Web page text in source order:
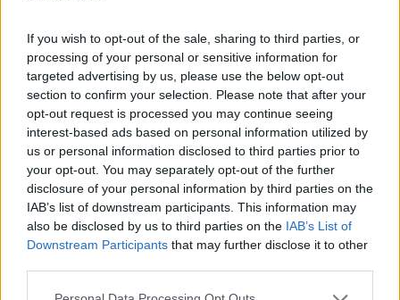
If you wish to opt-out of the sale, sharing to third parties, or
processing of your personal or sensitive information for
targeted advertising by us, please use the below opt-out
section to confirm your selection. Please note that after your
opt-out request is processed you may continue seeing
interest-based ads based on personal information utilized by
us or personal information disclosed to third parties prior to
your opt-out. You may separately opt-out of the further
disclosure of your personal information by third parties on the
IAB’s list of downstream participants. This information may
also be disclosed by us to third parties on the IAB’s List of
Downstream Participants that may further disclose it to other
Please note that this website/app uses one or more Google
προηγηθεί έρευνα. Πρέπει να διαθέτουν στιβαρά
ψυχολογικά προφίλ. Δεν μπορείς να βάλεις
κάποιον να σκοτώνει, να είναι θύμα, έτσι απλά.
Υπάρχει, λοιπόν, το κομμάτι της έρευνας από πίσω,
της διαδικασίας της αστυνομίας αλλά και των
βαθύτερων πραγμάτων. Παρ’ όλα αυτά, δεν είναι
αυτό που σε ορίζει ούτε που σε κατευθύνει
κάνοντας λογοτεχνία. Αυτό που σε ορίζει είναι η
μεγάλη περιπέτεια που ζεις, πως εμβυθίζεσαι σε
έναν κόσμο τον οποίον φτιάχνεις και ελέγχεις σε